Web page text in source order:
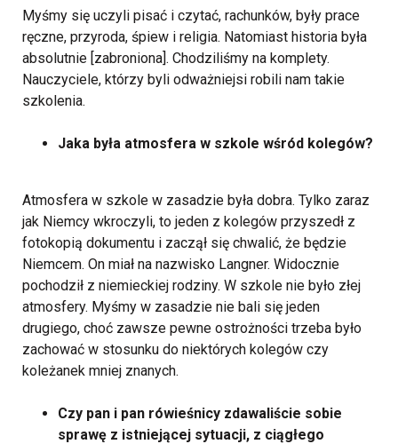
Myśmy się uczyli pisać i czytać, rachunków, były prace
ręczne, przyroda, śpiew i religia. Natomiast historia była
absolutnie [zabroniona]. Chodziliśmy na komplety.
Nauczyciele, którzy byli odważniejsi robili nam takie
szkolenia.
Jaka była atmosfera w szkole wśród kolegów?
Atmosfera w szkole w zasadzie była dobra. Tylko zaraz
jak Niemcy wkroczyli, to jeden z kolegów przyszedł z
fotokopią dokumentu i zaczął się chwalić, że będzie
Niemcem. On miał na nazwisko Langner. Widocznie
pochodził z niemieckiej rodziny. W szkole nie było złej
atmosfery. Myśmy w zasadzie nie bali się jeden
drugiego, choć zawsze pewne ostrożności trzeba było
zachować w stosunku do niektórych kolegów czy
koleżanek mniej znanych.
Czy pan i pan rówieśnicy zdawaliście sobie
sprawę z istniejącej sytuacji, z ciągłego